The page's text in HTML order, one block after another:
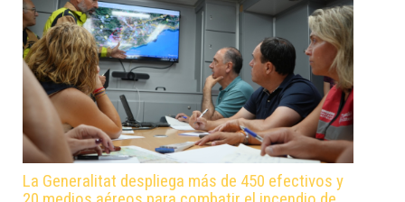
La Generalitat despliega más de 450 efectivos y